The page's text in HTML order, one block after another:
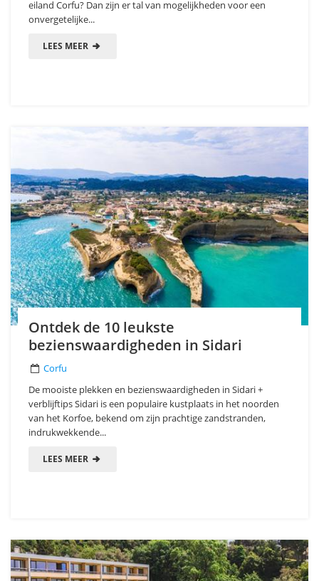
eiland Corfu? Dan zijn er tal van mogelijkheden voor een
onvergetelijke...
LEES MEER
Ontdek de 10 leukste
bezienswaardigheden in Sidari
Corfu
De mooiste plekken en bezienswaardigheden in Sidari +
verblijftips Sidari is een populaire kustplaats in het noorden
van het Korfoe, bekend om zijn prachtige zandstranden,
indrukwekkende...
LEES MEER